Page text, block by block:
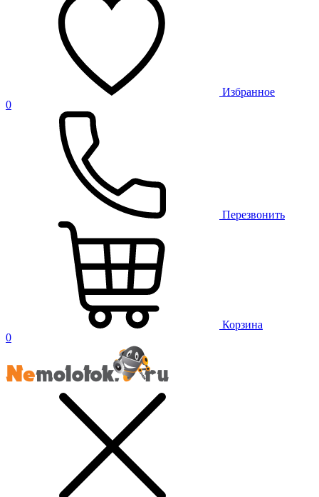
Избранное
0
Перезвонить
Корзина
0